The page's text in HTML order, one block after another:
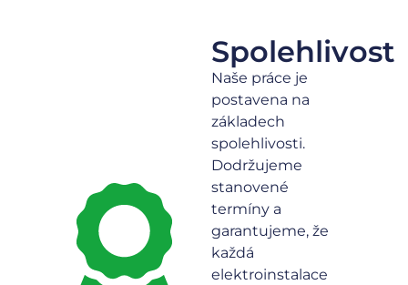
Spolehlivost
Naše práce je
postavena na
základech
spolehlivosti.
Dodržujeme
stanovené
termíny a
garantujeme, že
každá
elektroinstalace